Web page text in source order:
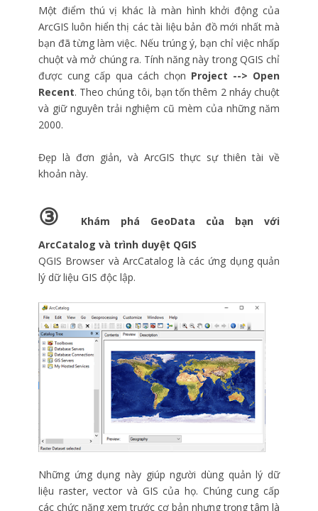
Một điểm thú vị khác là màn hình khởi động của
ArcGIS luôn hiển thị các tài liệu bản đồ mới nhất mà
bạn đã từng làm việc. Nếu trúng ý, bạn chỉ việc nhấp
chuột và mở chúng ra. Tính năng này trong QGIS chỉ
được cung cấp qua cách chọn Project --> Open
Recent. Theo chúng tôi, bạn tốn thêm 2 nháy chuột
và giữ nguyên trải nghiệm cũ mèm của những năm
2000.
Đẹp là đơn giản, và ArcGIS thực sự thiên tài về
khoản này.
③
Khám phá GeoData của bạn với
ArcCatalog và trình duyệt QGIS
QGIS Browser và ArcCatalog là các ứng dụng quản
lý dữ liệu GIS độc lập.
Những ứng dụng này giúp người dùng quản lý dữ
liệu raster, vector và GIS của họ. Chúng cung cấp
các chức năng xem trước cơ bản nhưng trọng tâm là